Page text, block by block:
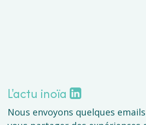
L'actu inoïa
Nous envoyons quelques